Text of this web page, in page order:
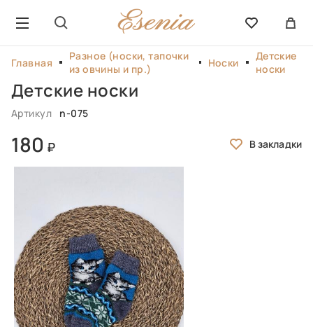
Главная
Разное (носки, тапочки
из овчины и пр.)
Носки
Детские
носки
Детские носки
Артикул n-075
180